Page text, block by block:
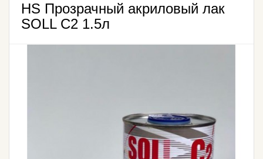
HS Прозрачный акриловый лак
SOLL C2 1.5л